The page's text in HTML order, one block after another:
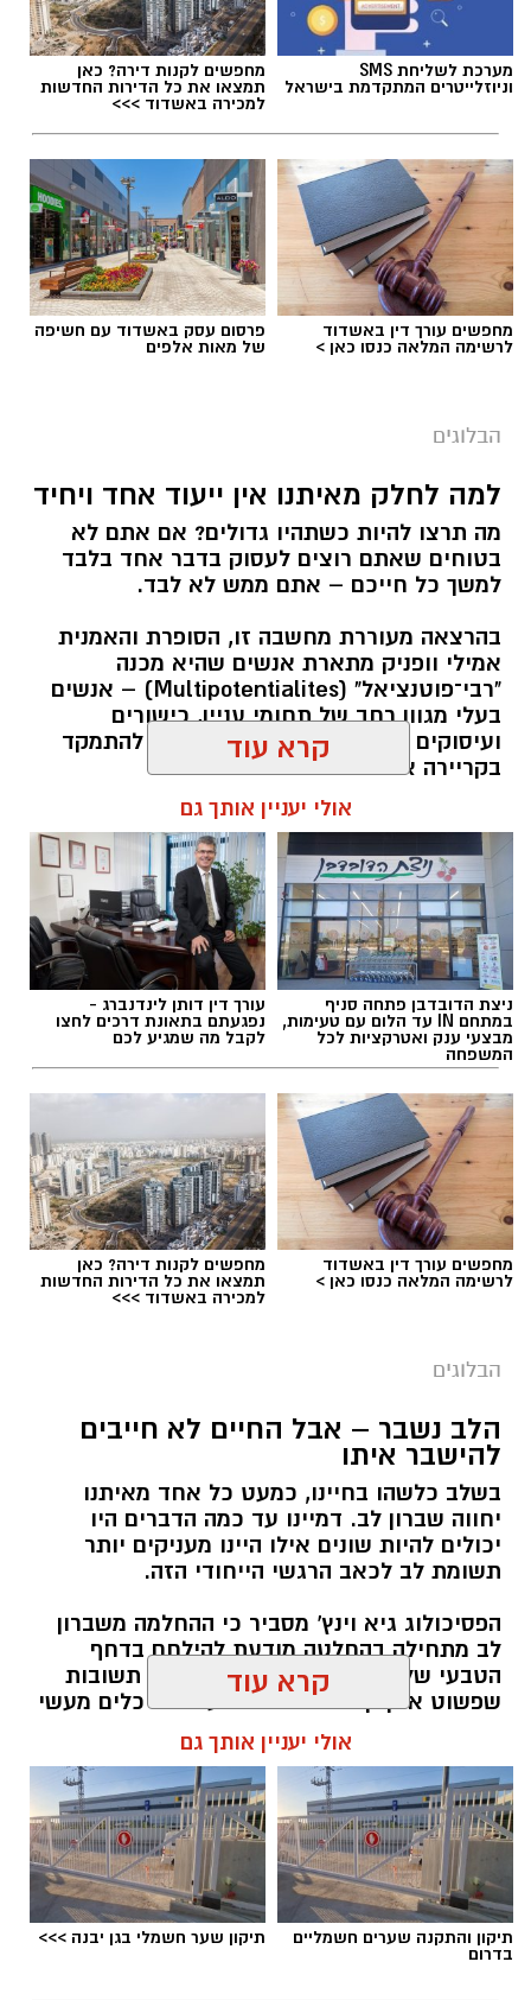
מערכת לשליחת SMS
וניוזלייטרים המתקדמת בישראל
מחפשים לקנות דירה? כאן
תמצאו את כל הדירות החדשות
למכירה באשדוד >>>
מחפשים עורך דין באשדוד
לרשימה המלאה כנסו כאן >
פרסום עסק באשדוד עם חשיפה
של מאות אלפים
הבלוגים
למה לחלק מאיתנו אין ייעוד אחד ויחיד
מה תרצו להיות כשתהיו גדולים? אם אתם לא
בטוחים שאתם רוצים לעסוק בדבר אחד בלבד
למשך כל חייכם – אתם ממש לא לבד.
בהרצאה מעוררת מחשבה זו, הסופרת והאמנית
אמילי וופניק מתארת אנשים שהיא מכנה
"רבי־פוטנציאל" (Multipotentialites) – אנשים
בעלי מגוון רחב של תחומי עניין, כישורים
ועיסוקים שונים לאורך חייהם, במקום להתמקד
בקריירה אחת בלבד.
האם גם אתם כאלה?
אלדה נתנאל / 09:20 07.08.26
תגים:ייעוד
לחצו כאן
יש לכם מידע חשוב שטרם נחשף? צילומים מאירוע
חדשותי? מצאתם טעות בכתבה? נשמח שתשתפו
קרא עוד
אולי יעניין אותך גם
ניצת הדובדבן פתחה סניף
במתחם IN עד הלום עם טעימות,
מבצעי ענק ואטרקציות לכל
המשפחה
עורך דין דותן לינדנברג -
נפגעתם בתאונת דרכים לחצו
לקבל מה שמגיע לכם
מחפשים עורך דין באשדוד
לרשימה המלאה כנסו כאן >
מחפשים לקנות דירה? כאן
תמצאו את כל הדירות החדשות
למכירה באשדוד >>>
הבלוגים
הלב נשבר – אבל החיים לא חייבים
להישבר איתו
בשלב כלשהו בחיינו, כמעט כל אחד מאיתנו
יחווה שברון לב. דמיינו עד כמה הדברים היו
יכולים להיות שונים אילו היינו מעניקים יותר
תשומת לב לכאב הרגשי הייחודי הזה.
הפסיכולוג גיא וינץ' מסביר כי ההחלמה משברון
לב מתחילה בהחלטה מודעת להילחם בדחף
הטבעי שלנו לייפות את העבר ולחפש תשובות
שפשוט אינן קיימות. הוא מציע ארגז כלים מעשי
שיעזור לנו, בהדרגה, להשתחרר מהכאב ולהמשיך
הלב שלנו אולי נשבר לפעמים, אבל אנחנו לא
חייבים להישבר יחד איתו.
מערכת האתר / 09:04 23.07.26
קרא עוד
אולי יעניין אותך גם
תיקון והתקנה שערים חשמליים
בדרום
תיקון שער חשמלי בגן יבנה >>>